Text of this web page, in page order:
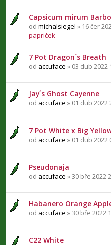
Capsicum mirum
od michalsiegel » 16 čer
papriček
7 Pot Dragon´s Breath
od accuface » 03 dub 2022
Jay´s Ghost Cayenne
od accuface » 01 dub 2022
7 Pot White x Big
od accuface » 01 dub 2022
Pseudonaja
od accuface » 30 bře 2022
Habanero Orange
od accuface » 30 bře 2022
C22 White